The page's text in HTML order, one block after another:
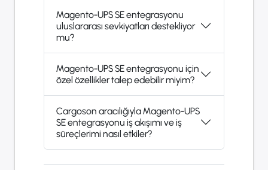
Magento-UPS SE entegrasyonu
uluslararası sevkiyatları destekliyor
mu?
Magento-UPS SE entegrasyonu için
özel özellikler talep edebilir miyim?
Cargoson aracılığıyla Magento-UPS
SE entegrasyonu iş akışımı ve iş
süreçlerimi nasıl etkiler?